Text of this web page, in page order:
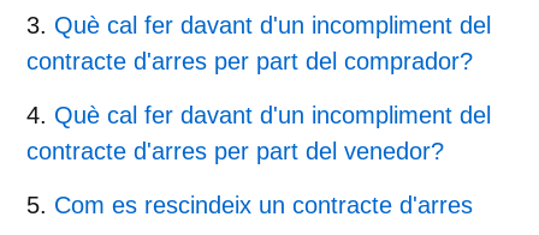
Què cal fer davant d'un incompliment del
contracte d'arres per part del comprador?
Què cal fer davant d'un incompliment del
contracte d'arres per part del venedor?
Com es rescindeix un contracte d'arres